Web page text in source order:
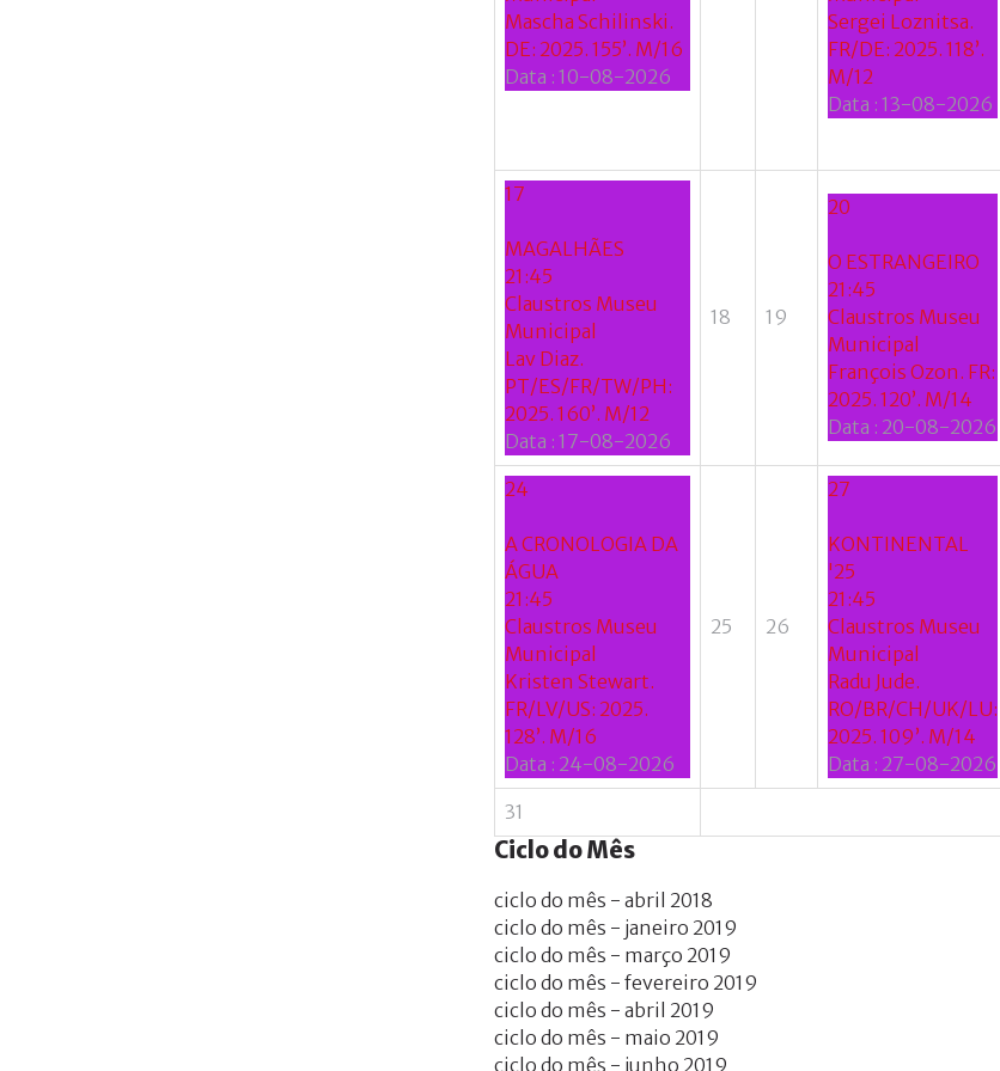
Mascha Schilinski.
DE: 2025. 155’. M/16
Data : 10-08-2026
Sergei Loznitsa.
FR/DE: 2025. 118’.
M/12
Data : 13-08-2026
17
MAGALHÃES
21:45
Claustros Museu
Municipal
Lav Diaz.
PT/ES/FR/TW/PH:
2025. 160’. M/12
Data : 17-08-2026
18 19
20
O ESTRANGEIRO
21:45
Claustros Museu
Municipal
François Ozon. FR:
2025. 120’. M/14
Data : 20-08-2026
24
A CRONOLOGIA DA
ÁGUA
21:45
Claustros Museu
Municipal
Kristen Stewart.
FR/LV/US: 2025.
128’. M/16
Data : 24-08-2026
25 26
27
KONTINENTAL
'25
21:45
Claustros Museu
Municipal
Radu Jude.
RO/BR/CH/UK/LU:
2025. 109’. M/14
Data : 27-08-2026
31
CiclodoMês
ciclo do mês - abril 2018
ciclo do mês - janeiro 2019
ciclo do mês - março 2019
ciclo do mês - fevereiro 2019
ciclo do mês - abril 2019
ciclo do mês - maio 2019
ciclo do mês - junho 2019
Google
+